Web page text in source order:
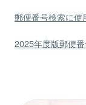
郵便番号検索に使
2025年度版郵便